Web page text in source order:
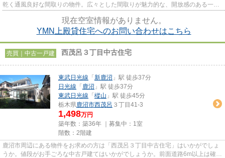
乾く通風良好な間取りの物件。広々とした間取りが魅力的な、開放感のある一戸
現在空室情報がありません。
YMN上殿貸住宅へのお問い合わせはこちら
売買｜中古一戸建 西茂呂３丁目中古住宅
東武日光線 「 新鹿沼 」駅 徒歩37分
日光線 「 鹿沼 」駅 徒歩37分
東武日光線 「 樅山 」駅 徒歩45分
栃木県鹿沼市西茂呂 ３丁目41-3
1,498万円
築年数：築36年 ｜募集中： 1室
階数：2階建
鹿沼市周辺にある物件をお求めの方は「西茂呂３丁目中古住宅」はいかがでしょ
うか。値段がお手ごろな中古戸建てはいかがでしょうか。前面道路6m以上は確保